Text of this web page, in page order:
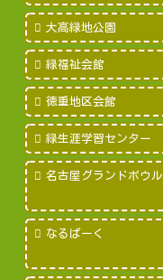
大高緑地公園
緑福祉会館
徳重地区会館
緑生涯学習センター
名古屋グランドボウル
なるぱーく